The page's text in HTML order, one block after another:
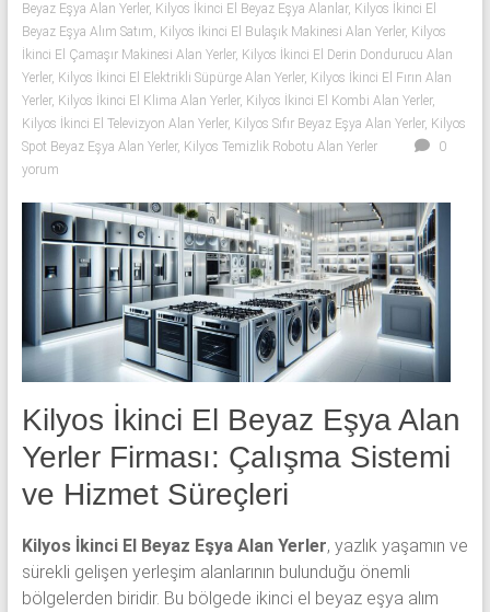
Beyaz Eşya Alan Yerler, Kilyos İkinci El Beyaz Eşya Alanlar, Kilyos İkinci El
Beyaz Eşya Alım Satım, Kilyos İkinci El Bulaşık Makinesi Alan Yerler, Kilyos
İkinci El Çamaşır Makinesi Alan Yerler, Kilyos İkinci El Derin Dondurucu Alan
Yerler, Kilyos İkinci El Elektrikli Süpürge Alan Yerler, Kilyos İkinci El Fırın Alan
Yerler, Kilyos İkinci El Klima Alan Yerler, Kilyos İkinci El Kombi Alan Yerler,
Kilyos İkinci El Televizyon Alan Yerler, Kilyos Sıfır Beyaz Eşya Alan Yerler, Kilyos
Spot Beyaz Eşya Alan Yerler, Kilyos Temizlik Robotu Alan Yerler
0
yorum
Kilyos İkinci El Beyaz Eşya Alan
Yerler Firması: Çalışma Sistemi
ve Hizmet Süreçleri
Kilyos İkinci El Beyaz Eşya Alan Yerler, yazlık yaşamın ve
sürekli gelişen yerleşim alanlarının bulunduğu önemli
bölgelerden biridir. Bu bölgede ikinci el beyaz eşya alım